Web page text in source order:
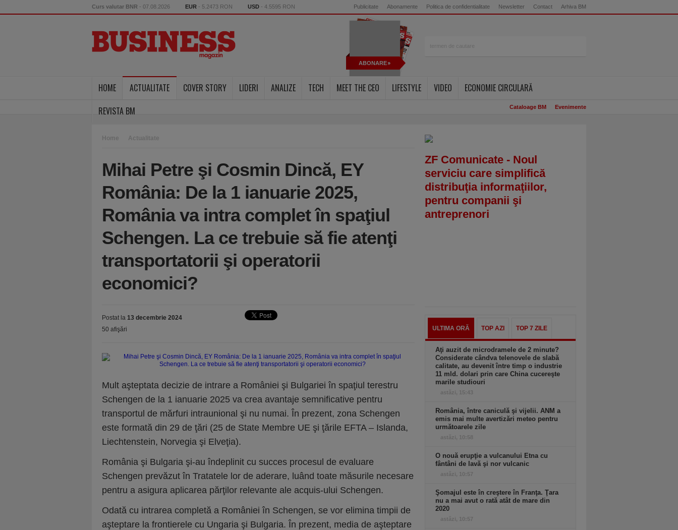
Curs valutar BNR - 07.08.2026 EUR - 5.2473 RON USD - 4.5595 RON Publicitate Abonamente Politica de confidentialitate Newsletter Contact Arhiva BM
ABONARE
HOME ACTUALITATE COVER STORY LIDERI ANALIZE TECH MEET THE CEO LIFESTYLE VIDEO
ECONOMIE CIRCULARĂ
REVISTA BM
Cataloage BM Evenimente
Home Actualitate
Mihai Petre şi Cosmin Dincă, EY
România: De la 1 ianuarie 2025,
România va intra complet în spaţiul
Schengen. La ce trebuie să fie atenţi
transportatorii şi operatorii
economici?
Postat la 13 decembrie 2024
50 afişări
Mult aşteptata decizie de intrare a României şi Bulgariei în spaţiul terestru
Schengen de la 1 ianuarie 2025 va crea avantaje semnificative pentru
transportul de mărfuri intraunional şi nu numai. În prezent, zona Schengen
este formată din 29 de ţări (25 de State Membre UE şi ţările EFTA – Islanda,
Liechtenstein, Norvegia şi Elveţia).
România şi Bulgaria şi-au îndeplinit cu succes procesul de evaluare
Schengen prevăzut în Tratatele lor de aderare, luând toate măsurile necesare
pentru a asigura aplicarea părţilor relevante ale acquis-ului Schengen.
Odată cu intrarea completă a României în Schengen, se vor elimina timpii de
aşteptare la frontierele cu Ungaria şi Bulgaria. În prezent, media de aşteptare
ZF Comunicate - Noul
serviciu care simplifică
distribuţia informaţiilor,
pentru companii şi
antreprenori
ULTIMA ORĂ TOP AZI TOP 7 ZILE
Aţi auzit de microdramele de 2 minute?
Considerate cândva telenovele de slabă
calitate, au devenit între timp o industrie
11 mld. dolari prin care China cucereşte
marile studiouri
astăzi, 15:43
România, între caniculă şi vijelii. ANM a
emis mai multe avertizări meteo pentru
următoarele zile
astăzi, 10:58
O nouă erupţie a vulcanului Etna cu
fântâni de lavă şi nor vulcanic
astăzi, 10:57
Şomajul este în creştere în Franţa. Ţara
nu a mai avut o rată atât de mare din
2020
astăzi, 10:57